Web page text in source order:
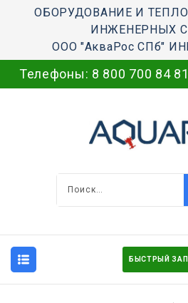
ОБОРУДОВАНИЕ И
ИНЖЕНЕРНЫХ
ООО "АкваРос СПб"
Телефоны: 8 800 700 84 81
БЫСТРЫЙ